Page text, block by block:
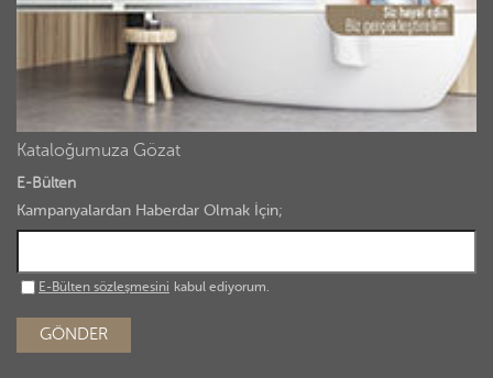
Kataloğumuza Gözat
E-Bülten
Kampanyalardan Haberdar Olmak İçin;
E-Bülten sözleşmesini kabul ediyorum.
GÖNDER